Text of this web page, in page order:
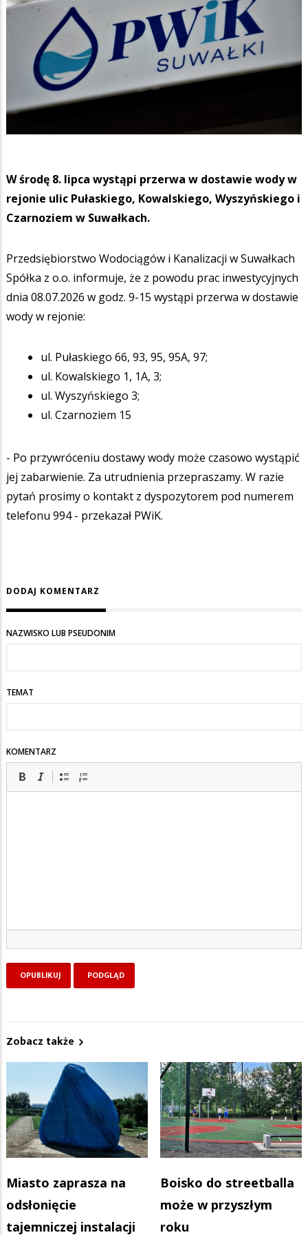
W środę 8. lipca wystąpi przerwa w dostawie wody w
rejonie ulic Pułaskiego, Kowalskiego, Wyszyńskiego i
Czarnoziem w Suwałkach.
Przedsiębiorstwo Wodociągów i Kanalizacji w Suwałkach
Spółka z o.o. informuje, że z powodu prac inwestycyjnych
dnia 08.07.2026 w godz. 9-15 wystąpi przerwa w dostawie
wody w rejonie:
ul. Pułaskiego 66, 93, 95, 95A, 97;
ul. Kowalskiego 1, 1A, 3;
ul. Wyszyńskiego 3;
ul. Czarnoziem 15
- Po przywróceniu dostawy wody może czasowo wystąpić
jej zabarwienie. Za utrudnienia przepraszamy. W razie
pytań prosimy o kontakt z dyspozytorem pod numerem
telefonu 994 - przekazał PWiK.
DODAJ KOMENTARZ
NAZWISKO LUB PSEUDONIM
TEMAT
KOMENTARZ
Zobacz także
Miasto zaprasza na
odsłonięcie
tajemniczej instalacji
Boisko do streetballa
może w przyszłym
roku